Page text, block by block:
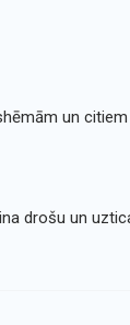
un
drošu un